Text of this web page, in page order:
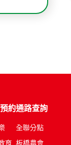
約
育
通路查詢
全聯分點
板橋農會